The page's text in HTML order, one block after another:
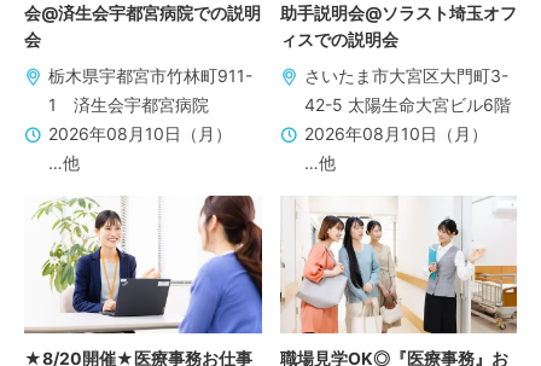
会@済生会宇都宮病院での説明
会
栃木県宇都宮市竹林町911-
1 済生会宇都宮病院
2026年08月10日（月）
…他
助手説明会@ソラスト埼玉オフ
ィスでの説明会
さいたま市大宮区大門町3-
42-5 太陽生命大宮ビル6階
2026年08月10日（月）
…他
★8/20開催★医療事務お仕事
職場見学OK◎『医療事務』お